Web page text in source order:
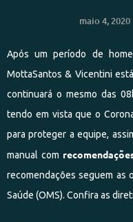
maio 4, 2020
Após um período de
MottaSantos & Vicentini
continuará o mesmo das
tendo em vista que o
para proteger a equipe,
manual com
recomendações seguem as
Saúde (OMS). Confira as